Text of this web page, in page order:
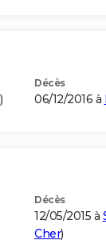
)
Décès
06/12/2016 à
Décès
12/05/2015 à
Cher)